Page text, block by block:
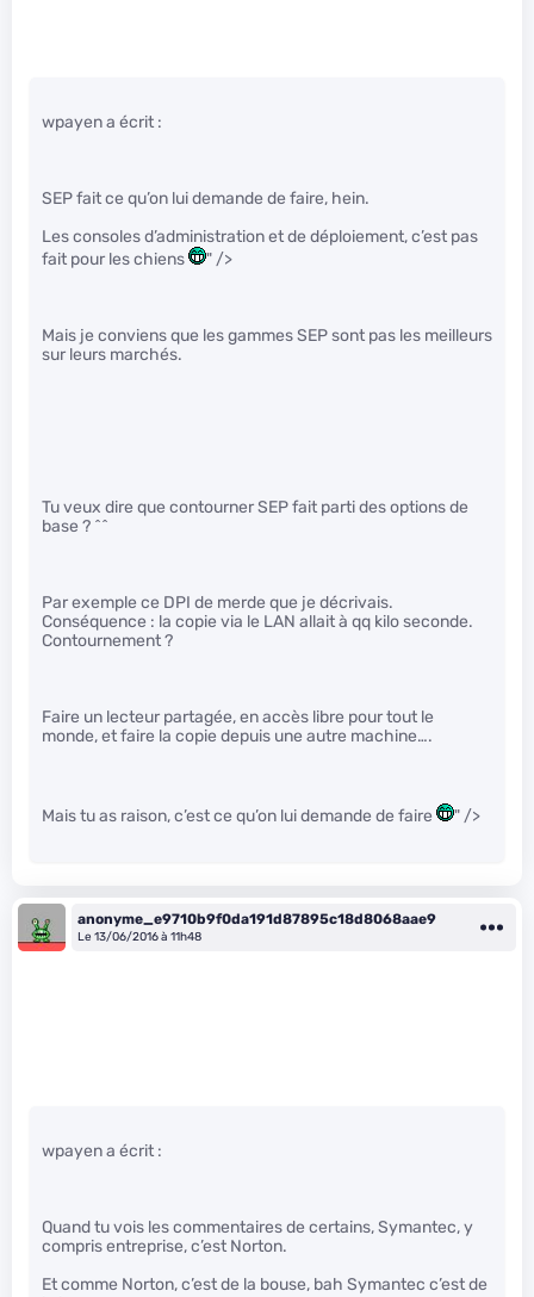
wpayen a écrit :
SEP fait ce qu’on lui demande de faire, hein.
Les consoles d’administration et de déploiement, c’est pas
fait pour les chiens
" />
Mais je conviens que les gammes SEP sont pas les meilleurs
sur leurs marchés.
Tu veux dire que contourner SEP fait parti des options de
base ? ^^
Par exemple ce DPI de merde que je décrivais.
Conséquence : la copie via le LAN allait à qq kilo seconde.
Contournement ?
Faire un lecteur partagée, en accès libre pour tout le
monde, et faire la copie depuis une autre machine….
Mais tu as raison, c’est ce qu’on lui demande de faire " />
anonyme_e9710b9f0da191d87895c18d8068aae9
Le 13/06/2016 à 11h48
wpayen a écrit :
Quand tu vois les commentaires de certains, Symantec, y
compris entreprise, c’est Norton.
Et comme Norton, c’est de la bouse, bah Symantec c’est de